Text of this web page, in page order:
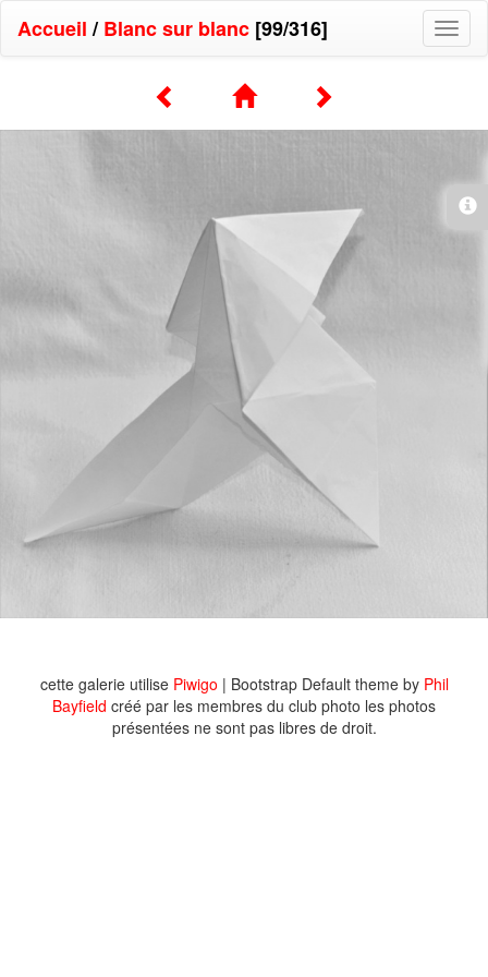
Accueil /Blanc sur blanc [99/316]
cette galerie utilise Piwigo | Bootstrap Default theme by Phil
Bayfield créé par les membres du club photo les photos
présentées ne sont pas libres de droit.